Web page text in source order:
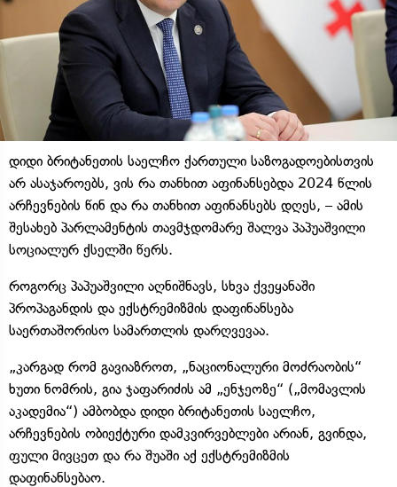
დიდი ბრიტანეთის საელჩო ქართული საზოგადოებისთვის
არ ასაჯაროებს, ვის რა თანხით აფინანსებდა 2024 წლის
არჩევნების წინ და რა თანხით აფინანსებს დღეს, – ამის
შესახებ პარლამენტის თავმჯდომარე შალვა პაპუაშვილი
სოციალურ ქსელში წერს.
როგორც პაპუაშვილი აღნიშნავს, სხვა ქვეყანაში
პროპაგანდის და ექსტრემიზმის დაფინანსება
საერთაშორისო სამართლის დარღვევაა.
„კარგად რომ გავიაზროთ, „ნაციონალური მოძრაობის“
ხუთი ნომრის, გია ჯაფარიძის ამ „ენჯეოზე“ („მომავლის
აკადემია“) ამბობდა დიდი ბრიტანეთის საელჩო,
არჩევნების ობიექტური დამკვირვებლები არიან, გვინდა,
ფული მივცეთ და რა შუაში აქ ექსტრემიზმის
დაფინანსებაო.